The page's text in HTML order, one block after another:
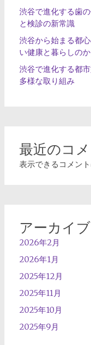
渋谷で進化する歯
と検診の新常識
渋谷から始まる都
い健康と暮らしの
渋谷で進化する都
多様な取り組み
最近のコ
表示できるコメント
アーカイブ
2026年2月
2026年1月
2025年12月
2025年11月
2025年10月
2025年9月